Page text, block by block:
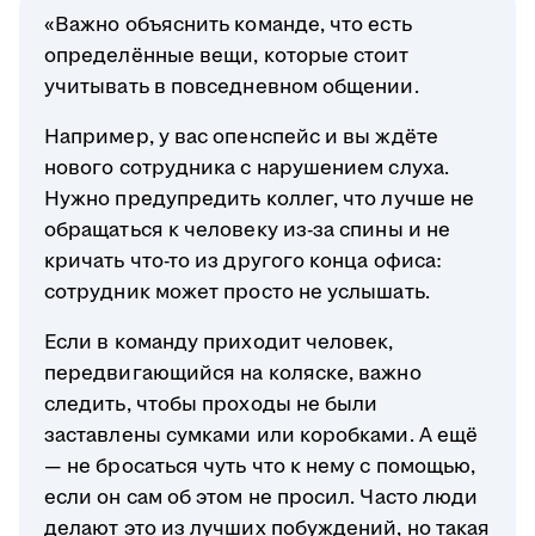
«Важно объяснить команде, что есть
определённые вещи, которые стоит
учитывать в повседневном общении.
Например, у вас опенспейс и вы ждёте
нового сотрудника с нарушением слуха.
Нужно предупредить коллег, что лучше не
обращаться к человеку из-за спины и не
кричать что-то из другого конца офиса:
сотрудник может просто не услышать.
Если в команду приходит человек,
передвигающийся на коляске, важно
следить, чтобы проходы не были
заставлены сумками или коробками. А ещё
— не бросаться чуть что к нему с помощью,
если он сам об этом не просил. Часто люди
делают это из лучших побуждений, но такая